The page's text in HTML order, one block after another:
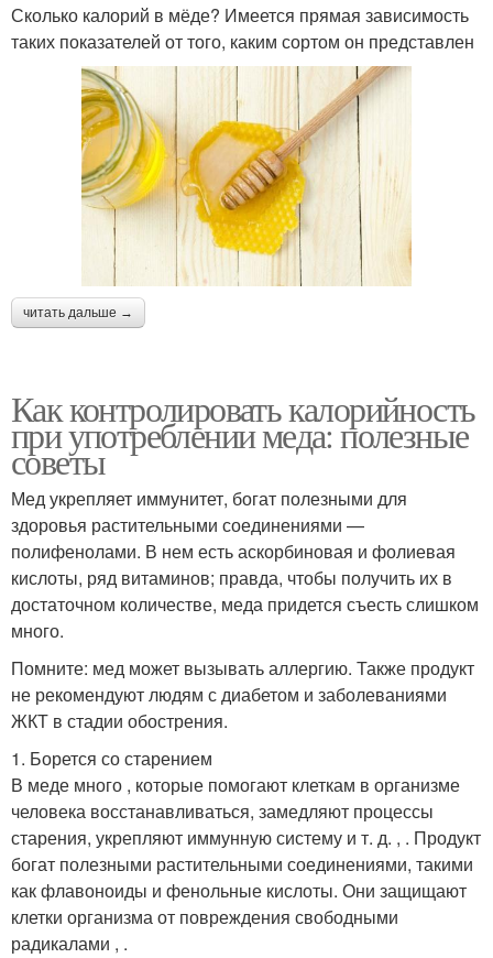
Сколько калорий в мёде? Имеется прямая зависимость
таких показателей от того, каким сортом он представлен
читать дальше →
Как контролировать калорийность
при употреблении меда: полезные
советы
Мед укрепляет иммунитет, богат полезными для
здоровья растительными соединениями —
полифенолами. В нем есть аскорбиновая и фолиевая
кислоты, ряд витаминов; правда, чтобы получить их в
достаточном количестве, меда придется съесть слишком
много.
Помните: мед может вызывать аллергию. Также продукт
не рекомендуют людям с диабетом и заболеваниями
ЖКТ в стадии обострения.
1. Борется со старением
В меде много , которые помогают клеткам в организме
человека восстанавливаться, замедляют процессы
старения, укрепляют иммунную систему и т. д. , . Продукт
богат полезными растительными соединениями, такими
как флавоноиды и фенольные кислоты. Они защищают
клетки организма от повреждения свободными
радикалами , .